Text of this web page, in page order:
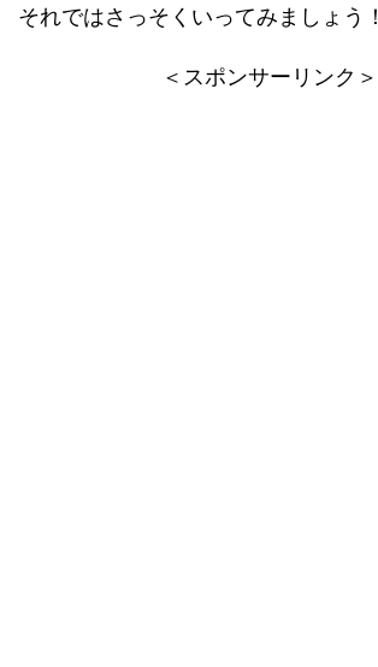
それではさっそくいってみましょう！
＜スポンサーリンク＞